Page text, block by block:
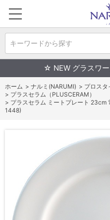
キーワードから探す
☆ NEW グラスワ
ホーム > ナルミ(NARUMI) > プロスタ
> プラスセラム（PLUSCERAM）
> プラスセラム ミートプレート 23cm
1448)